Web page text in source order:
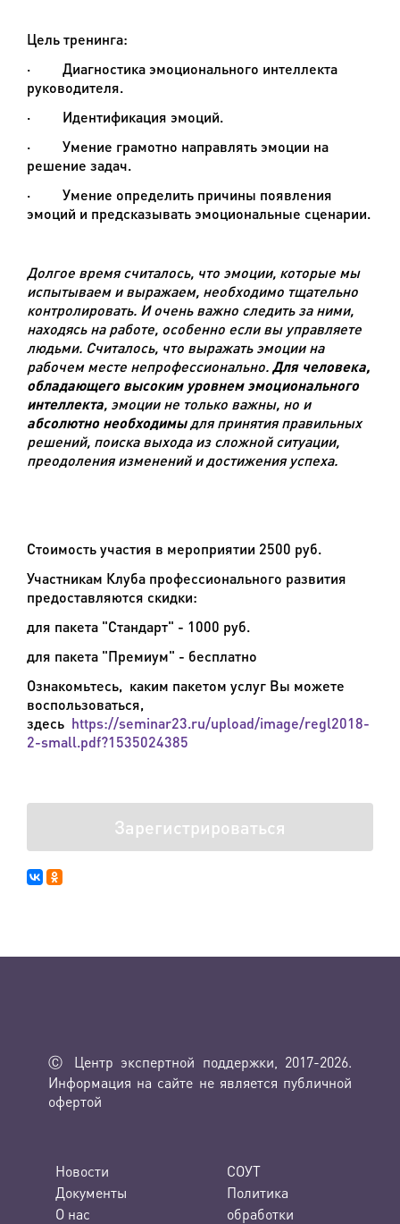
Цель тренинга:
·
Диагностика эмоционального интеллекта
руководителя.
·
Идентификация эмоций.
·
Умение грамотно направлять эмоции на
решение задач.
·
Умение определить причины появления
эмоций и предсказывать эмоциональные сценарии.
Долгое время считалось, что эмоции, которые мы
испытываем и выражаем, необходимо тщательно
контролировать. И очень важно следить за ними,
находясь на работе, особенно если вы управляете
людьми. Считалось, что выражать эмоции на
рабочем месте непрофессионально.Для человека,
обладающего высоким уровнем эмоционального
интеллекта, эмоции не только важны, но и
абсолютно необходимыдля принятия правильных
решений, поиска выхода из сложной ситуации,
преодоления изменений и достижения успеха.
Стоимость участия в мероприятии 2500 руб.
Участникам Клуба профессионального развития
предоставляются скидки:
для пакета "Стандарт" - 1000 руб.
для пакета "Премиум" - бесплатно
Ознакомьтесь, каким пакетом услуг Вы можете
воспользоваться,
здесь https://seminar23.ru/upload/image/regl2018-
2-small.pdf?1535024385
Зарегистрироваться
Ⓒ Центр экспертной поддержки, 2017-2026.
Информация на сайте не является публичной
офертой
Новости
Документы
О нас
СОУТ
Политика
обработки